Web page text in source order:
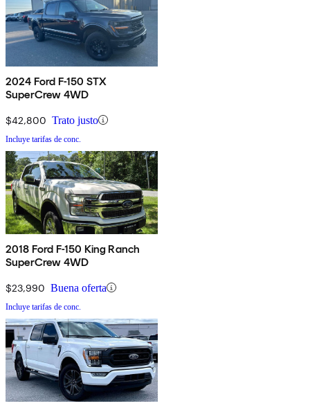
2024 Ford F-150 STX
SuperCrew 4WD
$42,800 Trato justo
Incluye tarifas de conc.
2018 Ford F-150 King Ranch
SuperCrew 4WD
$23,990 Buena oferta
Incluye tarifas de conc.